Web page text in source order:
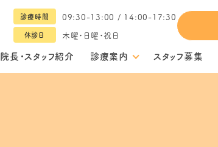
診療時間 09:30-13:00 / 14:00-17:30
休診日 木曜・日曜・祝日
院長・スタッフ紹介 診療案内 スタッフ募集